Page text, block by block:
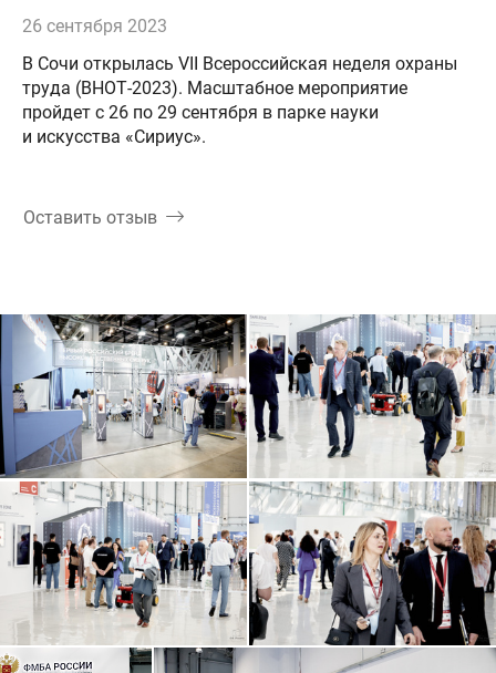
26 сентября 2023
В Сочи открылась VII Всероссийская неделя охраны
труда (ВНОТ-2023). Масштабное мероприятие
пройдет с 26 по 29 сентября в парке науки
и искусства «Сириус».
Оставить отзыв